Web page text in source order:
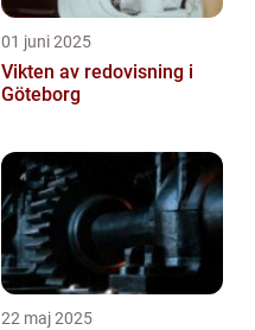
01 juni 2025
Vikten av redovisning i
Göteborg
22 maj 2025